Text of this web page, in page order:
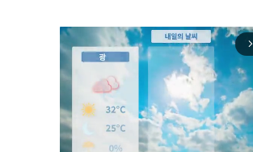
arrow_forward_ios